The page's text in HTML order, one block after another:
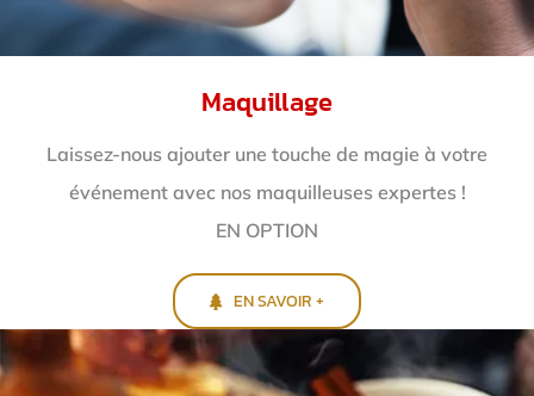
Maquillage
Laissez-nous ajouter une touche de magie à votre
événement avec nos maquilleuses expertes !
EN OPTION
EN SAVOIR +